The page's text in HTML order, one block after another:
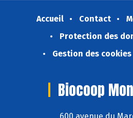
Accueil Contact
Protection des
Gestion des cookies
Biocoop